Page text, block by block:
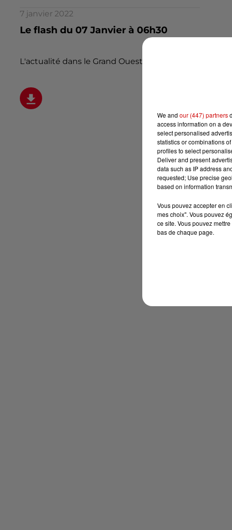
7 janvier 2022
Le flash du 07 Janvier à 06h30
L'actualité dans le Grand Ouest par la rédaction
We and our (447) partners
access information on a
select personalised
statistics or combinations
profiles to select
Deliver and present
data such as IP address
requested; Use precise
based on information
Vous pouvez accepter en
mes choix". Vous pouvez
ce site. Vous pouvez
bas de chaque page.